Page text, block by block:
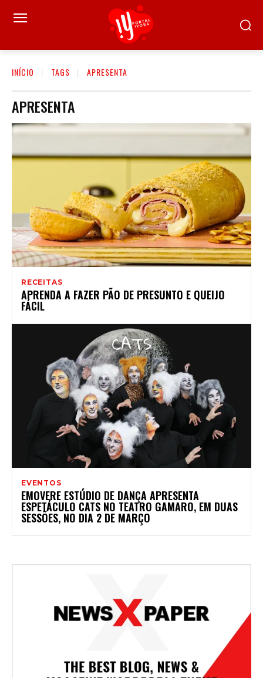
INÍCIO TAGS APRESENTA
APRESENTA
RECEITAS
APRENDA A FAZER PÃO DE PRESUNTO E QUEIJO
FÁCIL
EVENTOS
EMOVERE ESTÚDIO DE DANÇA APRESENTA
ESPETÁCULO CATS NO TEATRO GAMARO, EM DUAS
SESSÕES, NO DIA 2 DE MARÇO